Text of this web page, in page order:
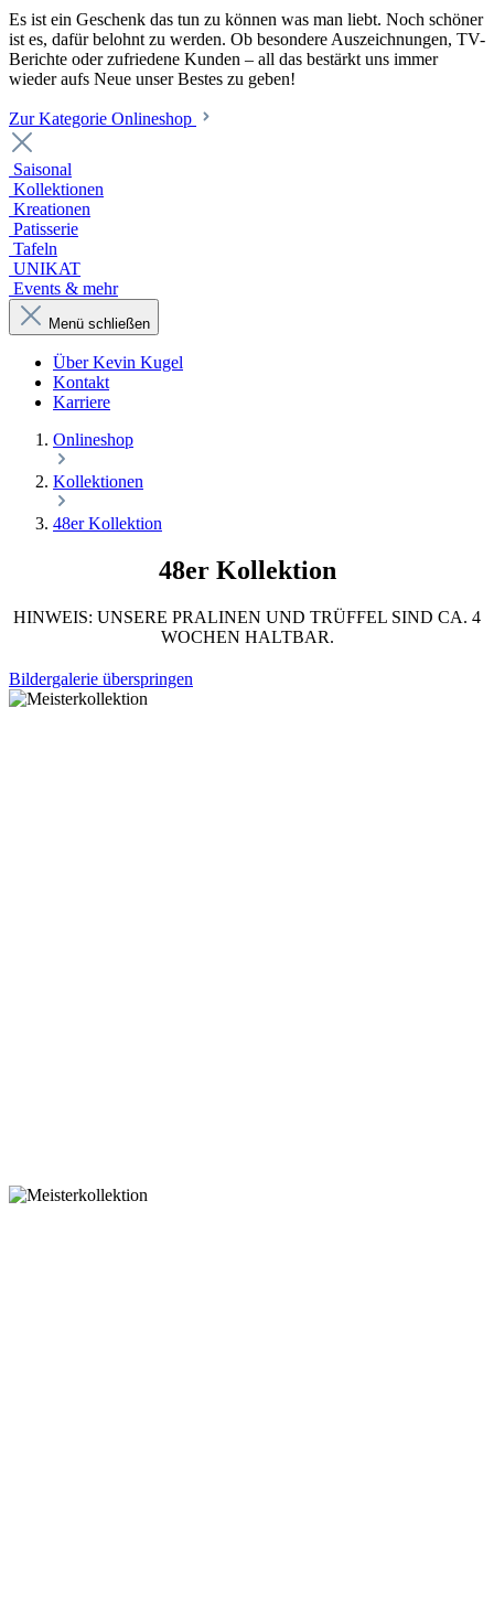
Es ist ein Geschenk das tun zu können was man liebt. Noch schöner
ist es, dafür belohnt zu werden. Ob besondere Auszeichnungen, TV-
Berichte oder zufriedene Kunden – all das bestärkt uns immer
wieder aufs Neue unser Bestes zu geben!
Zur Kategorie Onlineshop
Saisonal
Kollektionen
Kreationen
Patisserie
Tafeln
UNIKAT
Events & mehr
Menü schließen
Über Kevin Kugel
Kontakt
Karriere
Onlineshop
Kollektionen
48er Kollektion
48er Kollektion
HINWEIS: UNSERE PRALINEN UND TRÜFFEL SIND CA. 4
WOCHEN HALTBAR.
Bildergalerie überspringen